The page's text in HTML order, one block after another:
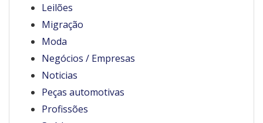
Leilões
Migração
Moda
Negócios / Empresas
Noticias
Peças automotivas
Profissões